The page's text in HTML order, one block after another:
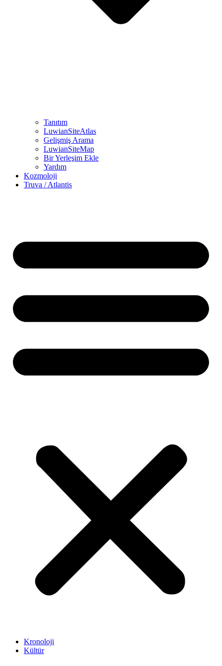
Tanıtım
LuwianSiteAtlas
Gelişmiş Arama
LuwianSiteMap
Bir Yerleşim Ekle
Yardım
Kozmoloji
Truva / Atlantis
Kronoloji
Kültür